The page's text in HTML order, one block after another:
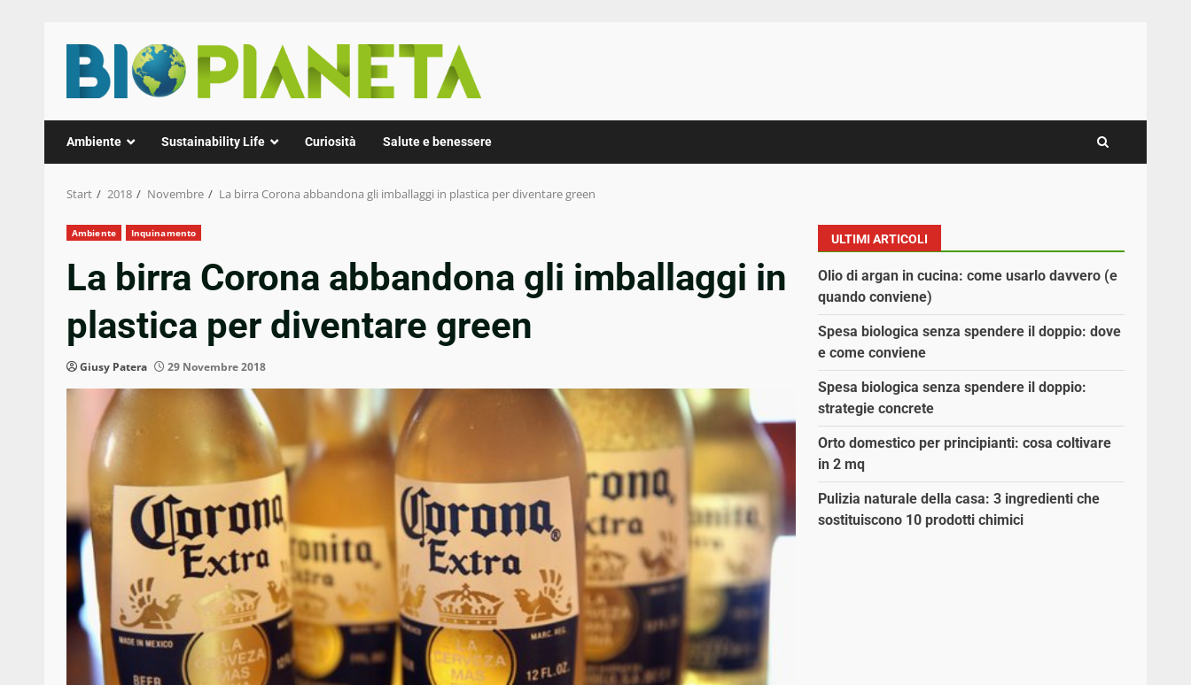
Inhalt
springen
Ambiente Sustainability Life Curiosità Salute e benessere
Start 2018 Novembre La birra Corona abbandona gli imballaggi in plastica per diventare green
Ambiente Inquinamento
La birra Corona abbandona gli imballaggi in
plastica per diventare green
Giusy Patera 29 Novembre 2018
ULTIMI ARTICOLI
Olio di argan in cucina: come usarlo davvero (e
quando conviene)
Spesa biologica senza spendere il doppio: dove
e come conviene
Spesa biologica senza spendere il doppio:
strategie concrete
Orto domestico per principianti: cosa coltivare
in 2 mq
Pulizia naturale della casa: 3 ingredienti che
sostituiscono 10 prodotti chimici